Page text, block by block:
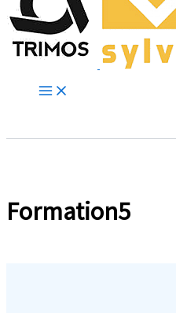
Formation5